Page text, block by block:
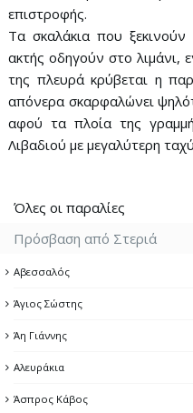
επιστροφής.
Τα σκαλάκια που
ακτής οδηγούν στο λιμάνι,
της πλευρά κρύβεται η
απόνερα σκαρφαλώνει
αφού τα πλοία της
Λιβαδιού με μεγαλύτερη
Όλες οι παραλίες
Πρόσβαση από Στεριά
Αβεσσαλός
Άγιος Σώστης
Άη Γιάννης
Αλευράκια
Άσπρος Κάβος